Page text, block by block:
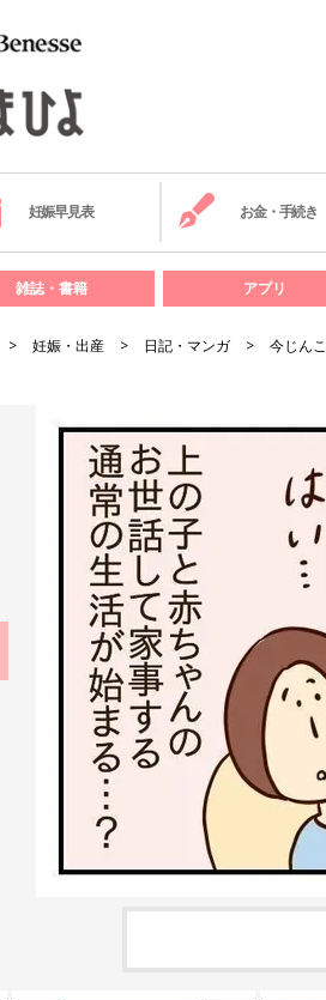
妊娠早見表 お金・手続き
雑誌・書籍 アプリ
妊娠・出産 日記・マンガ 今じんこ